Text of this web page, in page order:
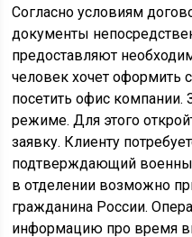
Согласно условиям
документы
предоставляют
человек хочет оформить
посетить офис компании.
режиме. Для этого
заявку. Клиенту
подтверждающий
в отделении возможно
гражданина России.
информацию про время